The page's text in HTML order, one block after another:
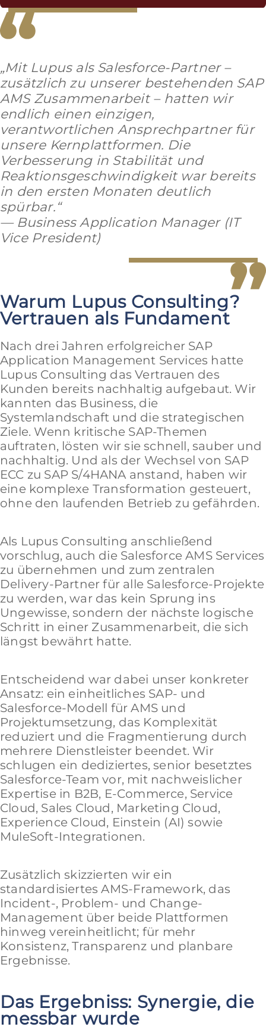
„Mit Lupus als Salesforce-Partner –
zusätzlich zu unserer bestehenden SAP
AMS Zusammenarbeit – hatten wir
endlich einen einzigen,
verantwortlichen Ansprechpartner für
unsere Kernplattformen. Die
Verbesserung in Stabilität und
Reaktionsgeschwindigkeit war bereits
in den ersten Monaten deutlich
spürbar.“
— Business Application Manager (IT
Vice President)
Warum Lupus Consulting?
Vertrauen als Fundament
Nach drei Jahren erfolgreicher SAP
Application Management Services hatte
Lupus Consulting das Vertrauen des
Kunden bereits nachhaltig aufgebaut. Wir
kannten das Business, die
Systemlandschaft und die strategischen
Ziele. Wenn kritische SAP-Themen
auftraten, lösten wir sie schnell, sauber und
nachhaltig. Und als der Wechsel von SAP
ECC zu SAP S/4HANA anstand, haben wir
eine komplexe Transformation gesteuert,
ohne den laufenden Betrieb zu gefährden.
Als Lupus Consulting anschließend
vorschlug, auch die Salesforce AMS Services
zu übernehmen und zum zentralen
Delivery-Partner für alle Salesforce-Projekte
zu werden, war das kein Sprung ins
Ungewisse, sondern der nächste logische
Schritt in einer Zusammenarbeit, die sich
längst bewährt hatte.
Entscheidend war dabei unser konkreter
Ansatz: ein einheitliches SAP- und
Salesforce-Modell für AMS und
Projektumsetzung, das Komplexität
reduziert und die Fragmentierung durch
mehrere Dienstleister beendet. Wir
schlugen ein dediziertes, senior besetztes
Salesforce-Team vor, mit nachweislicher
Expertise in B2B, E-Commerce, Service
Cloud, Sales Cloud, Marketing Cloud,
Experience Cloud, Einstein (AI) sowie
MuleSoft-Integrationen.
Zusätzlich skizzierten wir ein
standardisiertes AMS-Framework, das
Incident-, Problem- und Change-
Management über beide Plattformen
hinweg vereinheitlicht; für mehr
Konsistenz, Transparenz und planbare
Ergebnisse.
Das Ergebniss: Synergie, die
messbar wurde